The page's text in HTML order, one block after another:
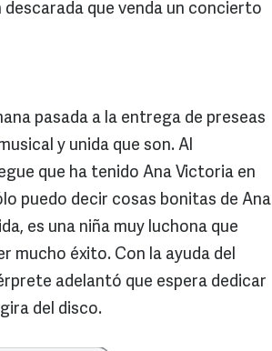
que venda un concierto
pasada a la entrega de preseas
y unida que son. Al
que ha tenido Ana Victoria en
puedo decir cosas bonitas de Ana
es una niña muy luchona que
mucho éxito. Con la ayuda del
adelantó que espera dedicar
del disco.